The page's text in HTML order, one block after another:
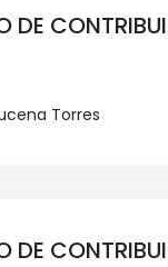
DE
Torres
DE